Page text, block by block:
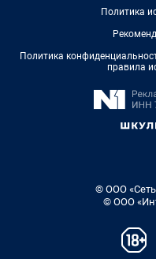
Политика
Политика
правила
© ООО «Сеть
© ООО